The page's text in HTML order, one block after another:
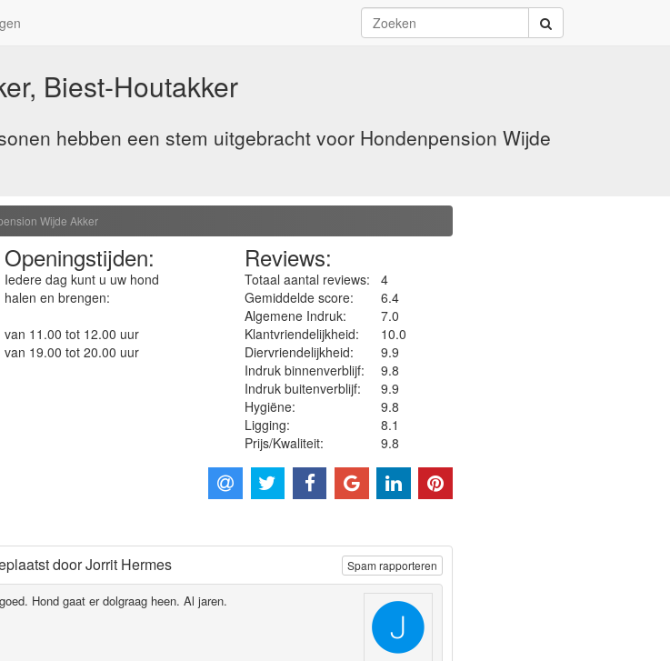
Biest-Houtakker
hebben een stem uitgebracht voor Hondenpension Wijde
Wijde Akker
Openingstijden:
Iedere dag kunt u uw hond
halen en brengen:
van 11.00 tot 12.00 uur
van 19.00 tot 20.00 uur
Reviews:
Totaal aantal reviews:
4
Gemiddelde score:
6.4
Algemene Indruk:
7.0
Klantvriendelijkheid:
10.0
Diervriendelijkheid:
9.9
Indruk binnenverblijf:
9.8
Indruk buitenverblijf:
9.9
Hygiëne‎:
9.8
Ligging:
8.1
Prijs/Kwaliteit:
9.8
doorJorrit Hermes
Hond gaat er dolgraag heen. Al jaren.
Spam rapporteren